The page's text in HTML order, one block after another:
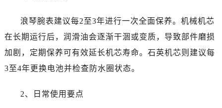
云南省昆明市盘龙区北京路928号同德昆明广场写字楼10层06室浪琴售后服务中心（需提前预约）
河北省石家庄市长安区中山东路39号勒泰中心写字楼B座13层07室浪琴售后服务中心（需提前预约）
陕西省西安市碑林区南关正街88号华侨城长安国际中心E座6楼10室浪琴售后服务中心（需提前预约）
浪琴腕表建议每2至3年进行一次全面保养。机械机芯
在长期运行后，润滑油会逐渐干涸或变质，导致部件磨损
加剧，定期保养可有效延长机芯寿命。石英机芯则建议每
3至4年更换电池并检查防水圈状态。
2、日常使用要点